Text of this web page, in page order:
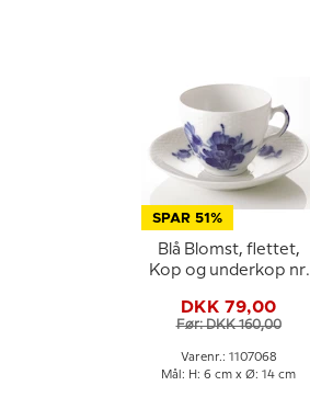
SPAR 51%
Blå Blomst, flettet,
Kop og underkop nr.
Royal Copenhagen
DKK 79,00
Før: DKK 160,00
Varenr.: 1107068
Mål: H: 6 cm x Ø: 14 cm